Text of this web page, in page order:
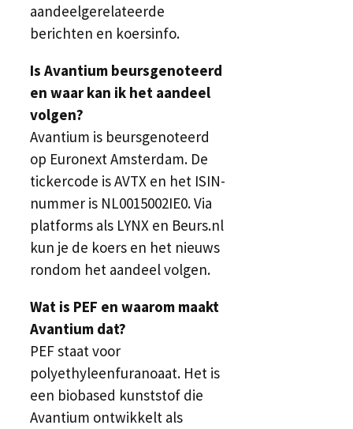
aandeelgerelateerde
berichten en koersinfo.
Is Avantium beursgenoteerd
en waar kan ik het aandeel
volgen?
Avantium is beursgenoteerd
op Euronext Amsterdam. De
tickercode is AVTX en het ISIN-
nummer is NL0015002IE0. Via
platforms als LYNX en Beurs.nl
kun je de koers en het nieuws
rondom het aandeel volgen.
Wat is PEF en waarom maakt
Avantium dat?
PEF staat voor
polyethyleenfuranoaat. Het is
een biobased kunststof die
Avantium ontwikkelt als